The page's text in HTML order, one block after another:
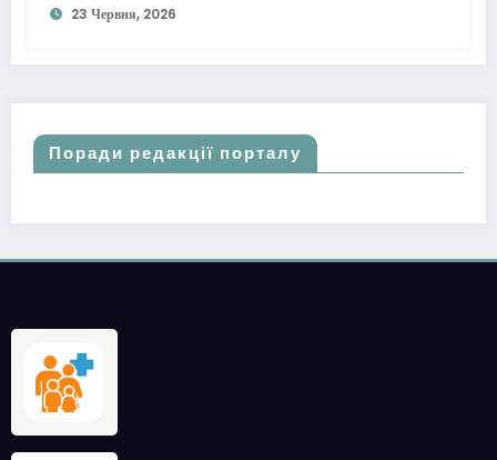
23 Червня, 2026
Поради редакції порталу